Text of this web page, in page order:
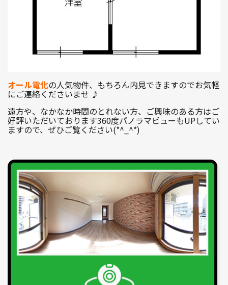
オール電化の人気物件、もちろん内見できますのでお気軽
にご連絡くださいませ ♪
遠方や、なかなか時間のとれない方、ご興味のある方はご
好評いただいております360度パノラマビューもUPしてい
ますので、ぜひご覧ください(*^_^*)